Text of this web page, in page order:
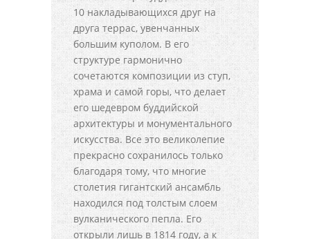
10 накладывающихся друг на
друга террас, увенчанных
большим куполом. В его
структуре гармонично
сочетаются композиции из ступ,
храма и самой горы, что делает
его шедевром буддийской
архитектуры и монументального
искусства. Все это великолепие
прекрасно сохранилось только
благодаря тому, что многие
столетия гигантский ансамбль
находился под толстым слоем
вулканического пепла. Его
открыли лишь в 1814 году, а к